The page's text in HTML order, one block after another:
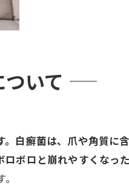
いて
白癬菌は、爪や角質に
ボロと崩れやすくなっ